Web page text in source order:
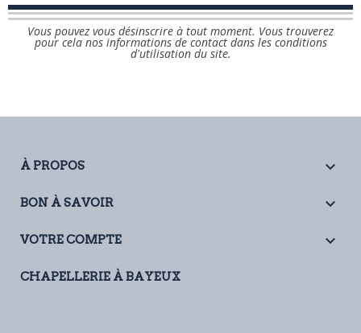
Vous pouvez vous désinscrire à tout moment. Vous trouverez
pour cela nos informations de contact dans les conditions
d'utilisation du site.
À PROPOS 
BON À SAVOIR 
VOTRE COMPTE 
CHAPELLERIE À BAYEUX